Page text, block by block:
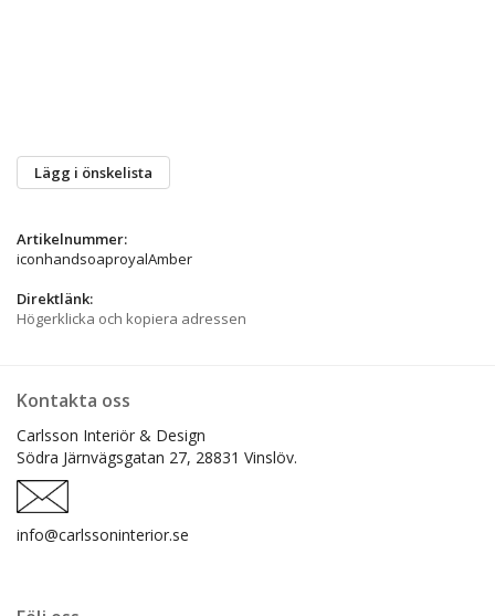
Lägg i önskelista
Artikelnummer:
iconhandsoaproyalAmber
Direktlänk:
Högerklicka och kopiera adressen
Kontakta oss
Carlsson Interiör & Design
Södra Järnvägsgatan 27, 28831 Vinslöv.
info@carlssoninterior.se